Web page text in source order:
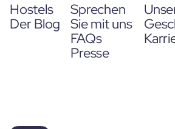
Hostels
Der Blog
Sprechen
Sie mit uns
FAQs
Presse